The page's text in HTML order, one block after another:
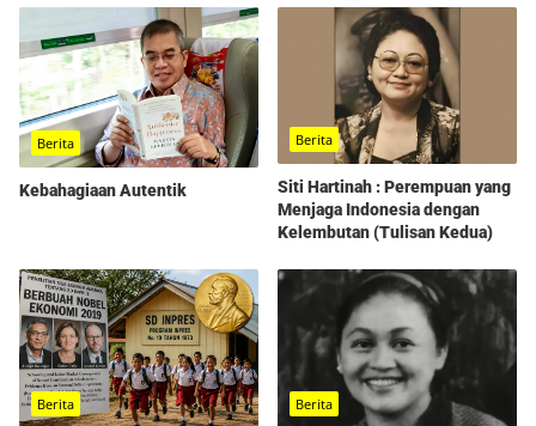
Berita
Kebahagiaan Autentik
Berita
Siti Hartinah : Perempuan yang
Menjaga Indonesia dengan
Kelembutan (Tulisan Kedua)
Berita Berita